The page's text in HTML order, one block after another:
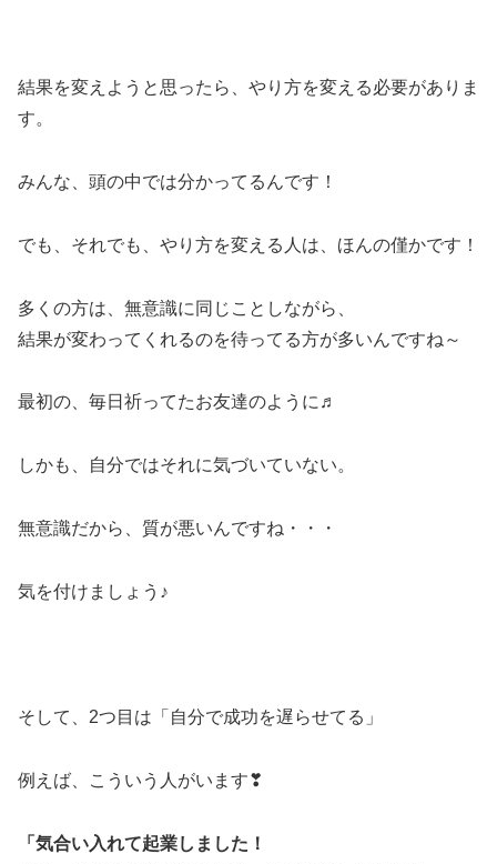
結果を変えようと思ったら、やり方を変える必要がありま
す。
みんな、頭の中では分かってるんです！
でも、それでも、やり方を変える人は、ほんの僅かです！
多くの方は、無意識に同じことしながら、
結果が変わってくれるのを待ってる方が多いんですね～
最初の、毎日祈ってたお友達のように♬
しかも、自分ではそれに気づいていない。
無意識だから、質が悪いんですね・・・
気を付けましょう♪
そして、2つ目は「自分で成功を遅らせてる」
例えば、こういう人がいます❣
「気合い入れて起業しました！